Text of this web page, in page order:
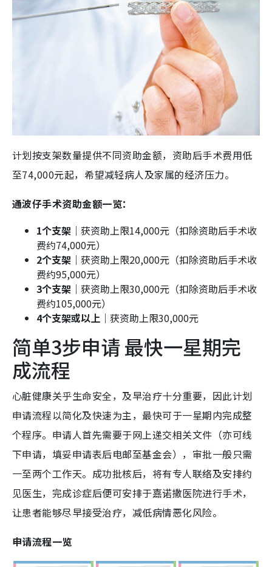
计划按支架数量提供不同资助金额，资助后手术费用低
至74,000元起，希望减轻病人及家属的经济压力。
通波仔手术资助金额一览：
1个支架 ｜获资助上限14,000元（扣除资助后手术收
费约74,000元）
2个支架 ｜获资助上限20,000元（扣除资助后手术收
费约95,000元）
3个支架 ｜获资助上限30,000元（扣除资助后手术收
费约105,000元）
4个支架或以上 ｜获资助上限30,000元
简单3步申请 最快一星期完
成流程
心脏健康关乎生命安全，及早治疗十分重要，因此计划
申请流程以简化及快速为主，最快可于一星期内完成整
个程序。申请人首先需要于网上递交相关文件（亦可线
下申请，填妥申请表后电邮至基金会），审批一般只需
一至两个工作天。成功批核后，将有专人联络及安排约
见医生，完成诊症后便可安排于嘉诺撒医院进行手术，
让患者能够尽早接受治疗，减低病情恶化风险。
申请流程一览